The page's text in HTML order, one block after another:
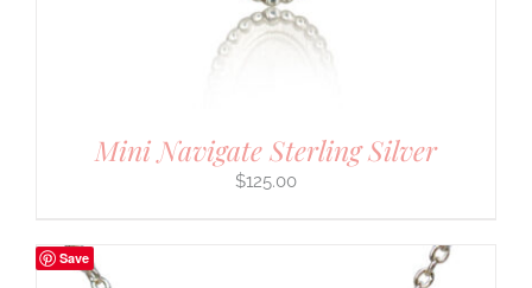
Mini Navigate Sterling Silver
$125.00
Save